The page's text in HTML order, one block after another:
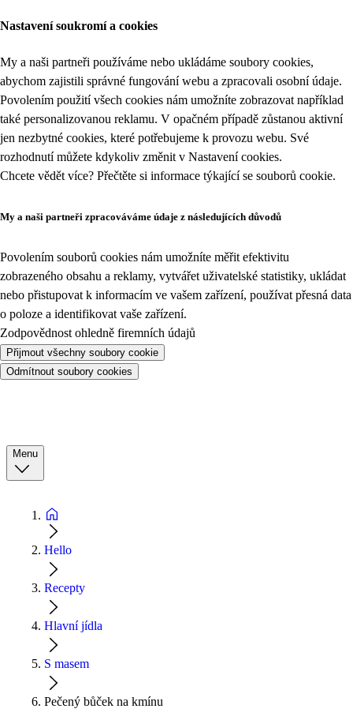
Nastavení soukromí a cookies
My a naši partneři používáme nebo ukládáme soubory cookies,
abychom zajistili správné fungování webu a zpracovali osobní údaje.
Povolením použití všech cookies nám umožníte zobrazovat například
také personalizovanou reklamu. V opačném případě zůstanou aktivní
jen nezbytné cookies, které potřebujeme k provozu webu. Své
rozhodnutí můžete kdykoliv změnit v Nastavení cookies.
Chcete vědět více? Přečtěte si informace týkající se souborů cookie.
My a naši partneři zpracováváme údaje z následujících důvodů
Povolením souborů cookies nám umožníte měřit efektivitu
zobrazeného obsahu a reklamy, vytvářet uživatelské statistiky, ukládat
nebo přistupovat k informacím ve vašem zařízení, používat přesná data
o poloze a identifikovat vaše zařízení.
Zodpovědnost ohledně firemních údajů
Přijmout všechny soubory cookie
Odmítnout soubory cookies
Menu
Hello
Recepty
Hlavní jídla
S masem
Pečený bůček na kmínu